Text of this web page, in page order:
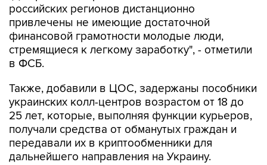
российских регионов дистанционно
привлечены не имеющие достаточной
финансовой грамотности молодые люди,
стремящиеся к легкому заработку", - отметили
в ФСБ.
Также, добавили в ЦОС, задержаны пособники
украинских колл-центров возрастом от 18 до
25 лет, которые, выполняя функции курьеров,
получали средства от обманутых граждан и
передавали их в криптообменники для
дальнейшего направления на Украину.